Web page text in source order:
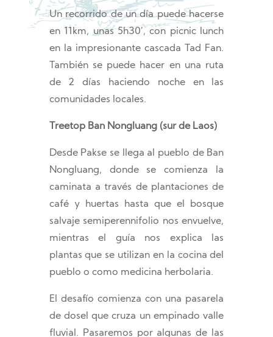
Un recorrido de un día puede hacerse
en 11km, unas 5h30’, con picnic lunch
en la impresionante cascada Tad Fan.
También se puede hacer en una ruta
de 2 días haciendo noche en las
comunidades locales.
Treetop Ban Nongluang (sur de Laos)
Desde Pakse se llega al pueblo de Ban
Nongluang, donde se comienza la
caminata a través de plantaciones de
café y huertas hasta que el bosque
salvaje semiperennifolio nos envuelve,
mientras el guía nos explica las
plantas que se utilizan en la cocina del
pueblo o como medicina herbolaria.
El desafío comienza con una pasarela
de dosel que cruza un empinado valle
fluvial. Pasaremos por algunas de las